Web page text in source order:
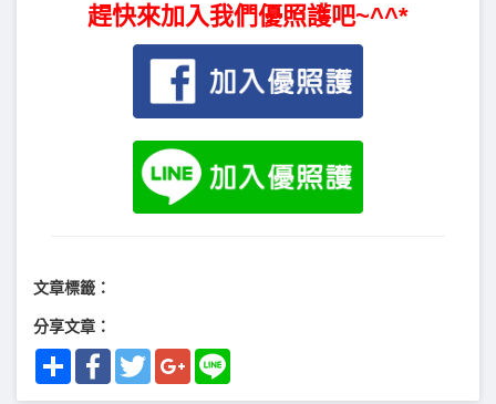
趕快來加入我們優照護吧~^^*
文章標籤：
分享文章：
Share FacebookTwitterGoogle+